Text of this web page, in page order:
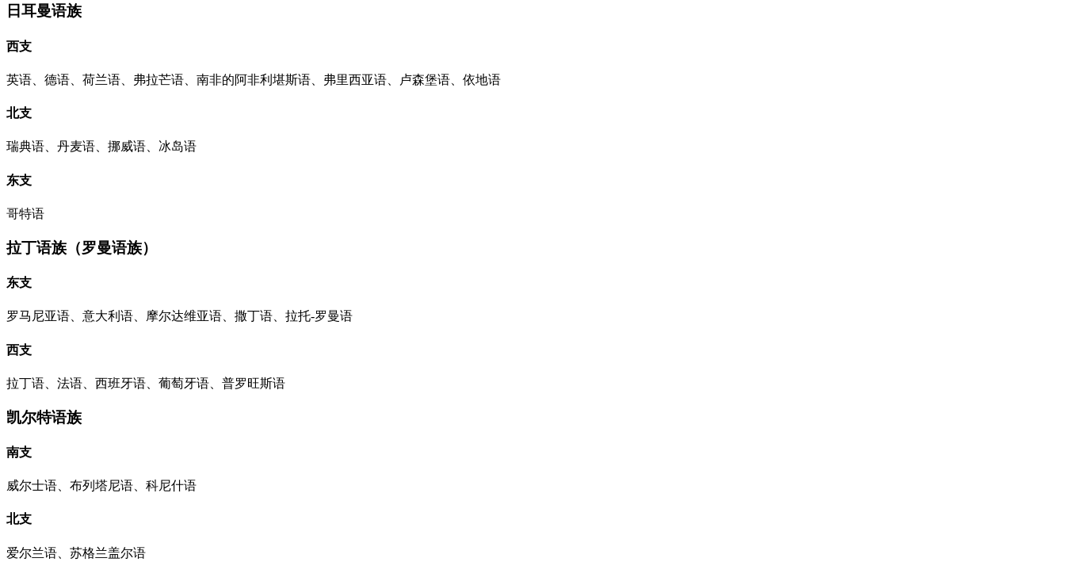
日耳曼语族
西支
英语、德语、荷兰语、弗拉芒语、南非的阿非利堪斯语、弗里西亚语、卢森堡语、依地语
北支
瑞典语、丹麦语、挪威语、冰岛语
东支
哥特语
拉丁语族（罗曼语族）
东支
罗马尼亚语、意大利语、摩尔达维亚语、撒丁语、拉托-罗曼语
西支
拉丁语、法语、西班牙语、葡萄牙语、普罗旺斯语
凯尔特语族
南支
威尔士语、布列塔尼语、科尼什语
北支
爱尔兰语、苏格兰盖尔语